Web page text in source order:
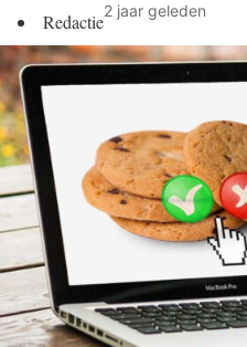
Redactie2 jaar geleden